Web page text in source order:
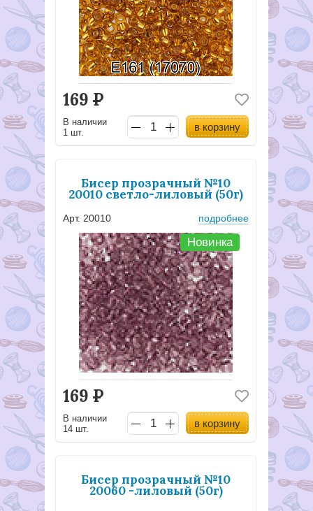
169 Р
В наличии
1 шт.
в корзину
Бисер прозрачный №10
20010 светло-лиловый (50г)
Арт. 20010 подробнее
Новинка
169 Р
В наличии
14 шт.
в корзину
Бисер прозрачный №10
20060 -лиловый (50г)